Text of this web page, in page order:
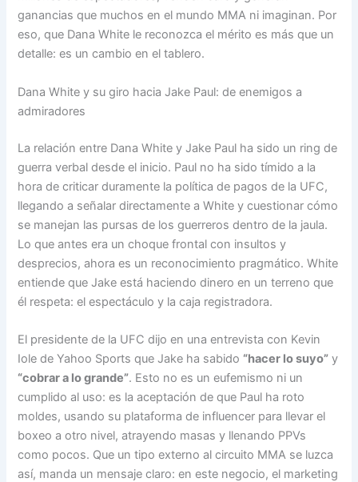
ganancias que muchos en el mundo MMA ni imaginan. Por
eso, que Dana White le reconozca el mérito es más que un
detalle: es un cambio en el tablero.
Dana White y su giro hacia Jake Paul: de enemigos a
admiradores
La relación entre Dana White y Jake Paul ha sido un ring de
guerra verbal desde el inicio. Paul no ha sido tímido a la
hora de criticar duramente la política de pagos de la UFC,
llegando a señalar directamente a White y cuestionar cómo
se manejan las pursas de los guerreros dentro de la jaula.
Lo que antes era un choque frontal con insultos y
desprecios, ahora es un reconocimiento pragmático. White
entiende que Jake está haciendo dinero en un terreno que
él respeta: el espectáculo y la caja registradora.
El presidente de la UFC dijo en una entrevista con Kevin
Iole de Yahoo Sports que Jake ha sabido “hacer lo suyo” y
“cobrar a lo grande”. Esto no es un eufemismo ni un
cumplido al uso: es la aceptación de que Paul ha roto
moldes, usando su plataforma de influencer para llevar el
boxeo a otro nivel, atrayendo masas y llenando PPVs
como pocos. Que un tipo externo al circuito MMA se luzca
así, manda un mensaje claro: en este negocio, el marketing